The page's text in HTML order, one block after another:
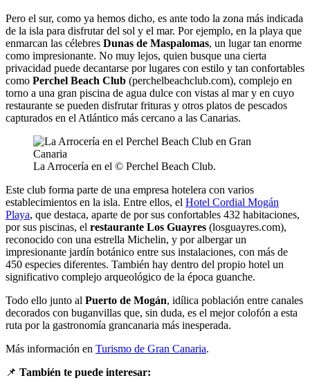
Pero el sur, como ya hemos dicho, es ante todo la zona más indicada
de la isla para disfrutar del sol y el mar. Por ejemplo, en la playa que
enmarcan las célebres Dunas de Maspalomas, un lugar tan enorme
como impresionante. No muy lejos, quien busque una cierta
privacidad puede decantarse por lugares con estilo y tan confortables
como Perchel Beach Club (perchelbeachclub.com), complejo en
torno a una gran piscina de agua dulce con vistas al mar y en cuyo
restaurante se pueden disfrutar frituras y otros platos de pescados
capturados en el Atlántico más cercano a las Canarias.
La Arrocería en el © Perchel Beach Club.
Este club forma parte de una empresa hotelera con varios
establecimientos en la isla. Entre ellos, el Hotel Cordial Mogán
Playa, que destaca, aparte de por sus confortables 432 habitaciones,
por sus piscinas, el restaurante Los Guayres (losguayres.com),
reconocido con una estrella Michelin, y por albergar un
impresionante jardín botánico entre sus instalaciones, con más de
450 especies diferentes. También hay dentro del propio hotel un
significativo complejo arqueológico de la época guanche.
Todo ello junto al Puerto de Mogán, idílica población entre canales
decorados con buganvillas que, sin duda, es el mejor colofón a esta
ruta por la gastronomía grancanaria más inesperada.
Más información en Turismo de Gran Canaria.
📌 También te puede interesar: